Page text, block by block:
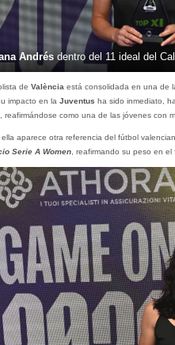
Andrésdentro del 11 ideal del
de València está consolidada en una de
impacto en la Juventus ha sido inmediato,
, reafirmándose como una de las jóvenes con
aparece otra referencia del fútbol
Serie A Women, reafirmando su peso en el